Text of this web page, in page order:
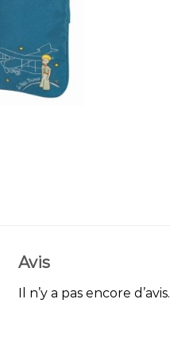
Avis
Il n’y a pas encore d’avis.